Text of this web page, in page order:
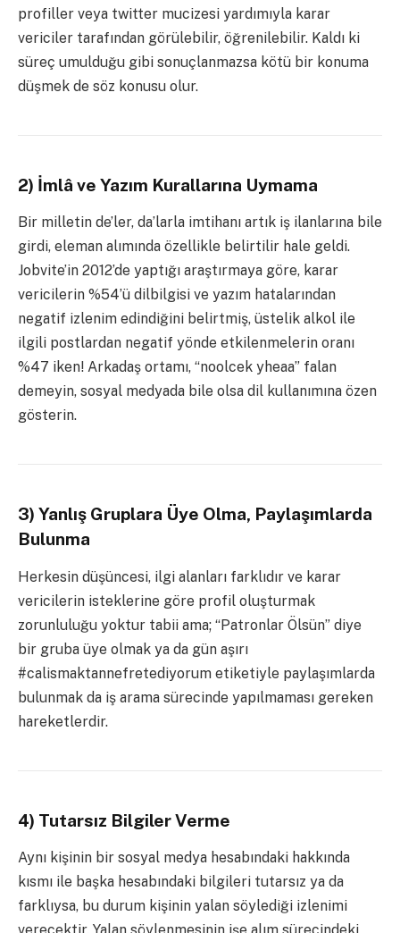
profiller veya twitter mucizesi yardımıyla karar
vericiler tarafından görülebilir, öğrenilebilir. Kaldı ki
süreç umulduğu gibi sonuçlanmazsa kötü bir konuma
düşmek de söz konusu olur.
2) İmlâ ve Yazım Kurallarına Uymama
Bir milletin de’ler, da’larla imtihanı artık iş ilanlarına bile
girdi, eleman alımında özellikle belirtilir hale geldi.
Jobvite’in 2012’de yaptığı araştırmaya göre, karar
vericilerin %54’ü dilbilgisi ve yazım hatalarından
negatif izlenim edindiğini belirtmiş, üstelik alkol ile
ilgili postlardan negatif yönde etkilenmelerin oranı
%47 iken! Arkadaş ortamı, “noolcek yheaa” falan
demeyin, sosyal medyada bile olsa dil kullanımına özen
gösterin.
3) Yanlış Gruplara Üye Olma, Paylaşımlarda
Bulunma
Herkesin düşüncesi, ilgi alanları farklıdır ve karar
vericilerin isteklerine göre profil oluşturmak
zorunluluğu yoktur tabii ama; “Patronlar Ölsün” diye
bir gruba üye olmak ya da gün aşırı
#calismaktannefretediyorum etiketiyle paylaşımlarda
bulunmak da iş arama sürecinde yapılmaması gereken
hareketlerdir.
4) Tutarsız Bilgiler Verme
Aynı kişinin bir sosyal medya hesabındaki hakkında
kısmı ile başka hesabındaki bilgileri tutarsız ya da
farklıysa, bu durum kişinin yalan söylediği izlenimi